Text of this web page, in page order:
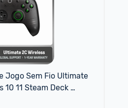
Jogo Sem Fio Ultimate
10 11 Steam Deck